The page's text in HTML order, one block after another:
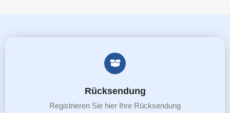
Rücksendung
Registrieren Sie hier Ihre Rücksendung